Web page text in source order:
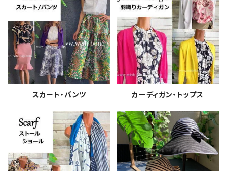
スカート・パンツ カーディガン・トップス